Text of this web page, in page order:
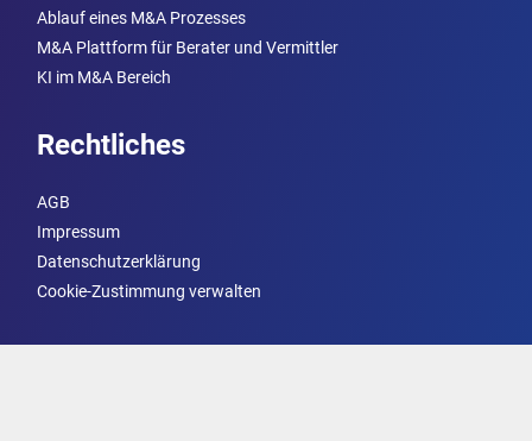
Ablauf eines M&A Prozesses
M&A Plattform für Berater und Vermittler
KI im M&A Bereich
Rechtliches
AGB
Impressum
Datenschutzerklärung
Cookie-Zustimmung verwalten